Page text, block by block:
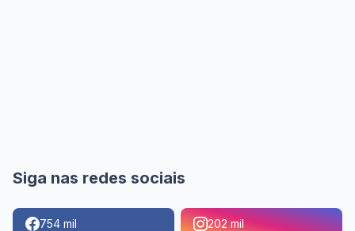
Siga nas redes sociais
754 mil 202 mil